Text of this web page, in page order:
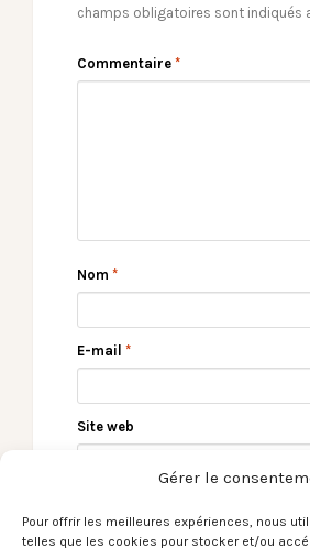
Gérer le
Pour offrir les meilleures expériences, nous
telles que les cookies pour stocker et/ou
champs obligatoires sont indiqués
Commentaire *
Nom *
E-mail *
Site web